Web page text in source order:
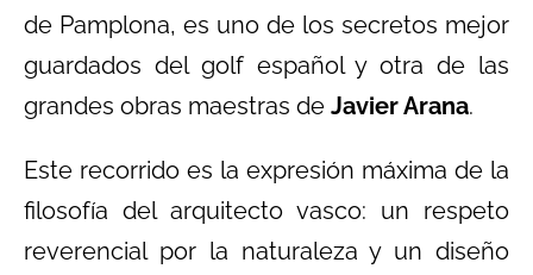
de Pamplona, es uno de los secretos mejor
guardados del golf español y otra de las
grandes obras maestras de Javier Arana.
Este recorrido es la expresión máxima de la
filosofía del arquitecto vasco: un respeto
reverencial por la naturaleza y un diseño